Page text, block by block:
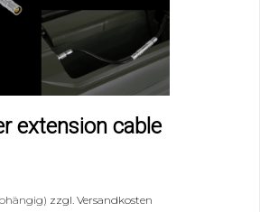
extension cable
zzgl. Versandkosten